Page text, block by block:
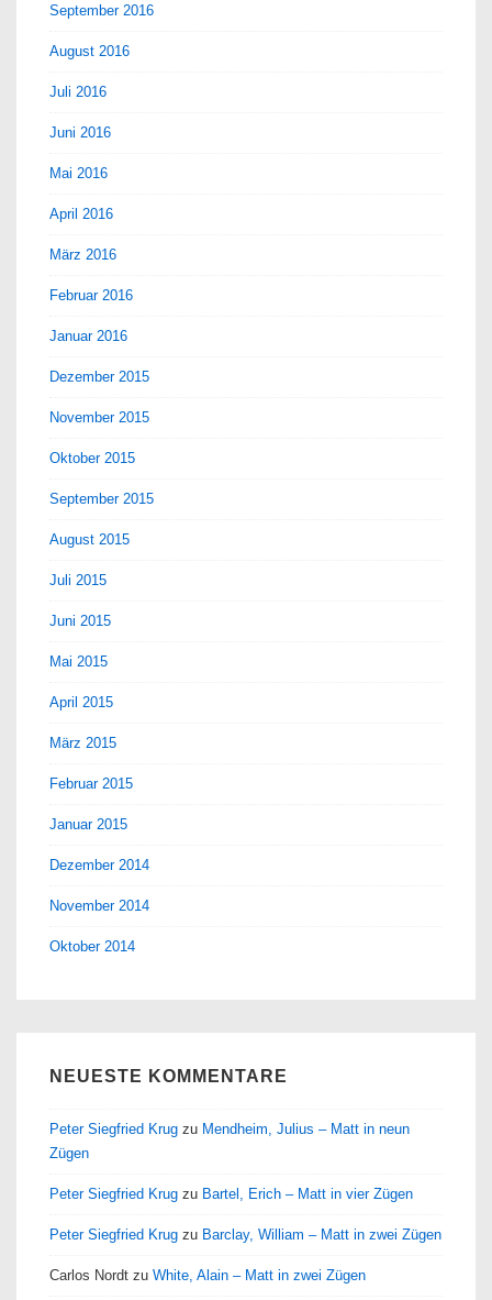
September 2016
August 2016
Juli 2016
Juni 2016
Mai 2016
April 2016
März 2016
Februar 2016
Januar 2016
Dezember 2015
November 2015
Oktober 2015
September 2015
August 2015
Juli 2015
Juni 2015
Mai 2015
April 2015
März 2015
Februar 2015
Januar 2015
Dezember 2014
November 2014
Oktober 2014
NEUESTE KOMMENTARE
Peter Siegfried Krug zu Mendheim, Julius – Matt in neun
Zügen
Peter Siegfried Krug zu Bartel, Erich – Matt in vier Zügen
Peter Siegfried Krug zu Barclay, William – Matt in zwei Zügen
Carlos Nordt zu White, Alain – Matt in zwei Zügen